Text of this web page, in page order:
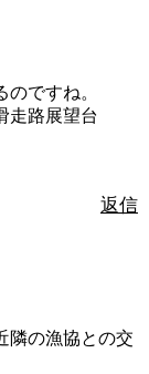
ですね。
走路展望台
返信
隣の漁協との交